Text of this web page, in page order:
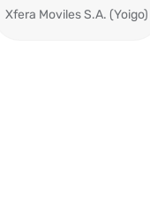
Xfera Moviles S.A. (Yoigo)